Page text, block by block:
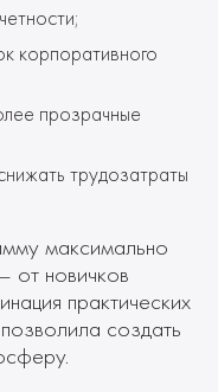
корпоративного
прозрачные
трудозатраты
максимально
от новичков
практических
создать